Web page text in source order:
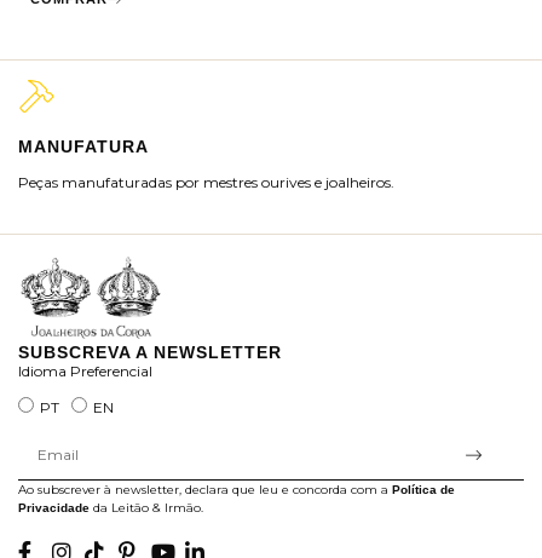
MANUFATURA
Peças manufaturadas por mestres ourives e joalheiros.
SUBSCREVA A NEWSLETTER
Idioma Preferencial
PT
EN
Ao subscrever à newsletter, declara que leu e concorda com a Política de
Privacidade da Leitão & Irmão.